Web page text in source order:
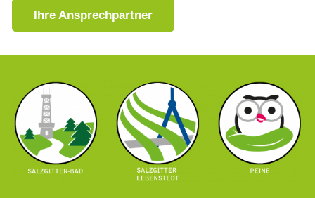
Ihre Ansprechpartner